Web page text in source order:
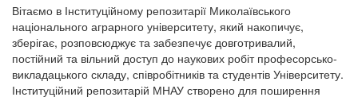
Вітаємо в Інституційному репозитарії Миколаївського
національного аграрного університету, який накопичує,
зберігає, розповсюджує та забезпечує довготривалий,
постійний та вільний доступ до наукових робіт професорсько-
викладацького складу, співробітників та студентів Університету.
Інституційний репозитарій МНАУ створено для поширення